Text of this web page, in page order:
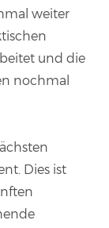
weiter
und die
nochmal
Dies ist